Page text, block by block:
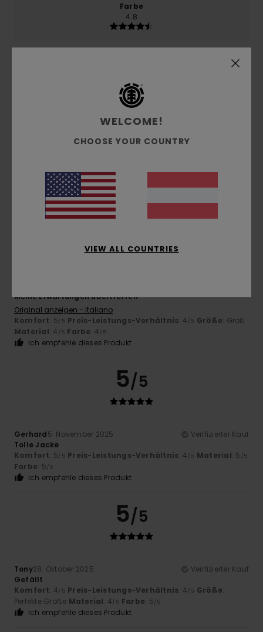
Farbe
4.8
5/5
16. November 2025
Komfort: 5/5 Preis-Leistungs-Verhältnis: 4/5 Größe
Perfekte GrößeMaterial: 5/5
Ich empfehle dieses Produkt
Meine Erwartungen übertroffen
Original anzeigen - Italiano
Komfort: 5/5 Preis-Leistungs-Verhältnis: 4/5 Größe: Groß
Material: 4 /5 Farbe: 4/5
Ich empfehle dieses Produkt
5/5
Gerhard5. November 2025
Verifizierter Kauf
Tolle Jacke
Komfort: 5/5 Preis-Leistungs-Verhältnis: 4/5 Material: 5 /5
Farbe: 5/5
Ich empfehle dieses Produkt
5/5
Tony28. Oktober 2025
Verifizierter Kauf
Gefällt
Komfort: 4/5 Preis-Leistungs-Verhältnis: 4/5 Größe:
Perfekte Größe Material: 4/5 Farbe: 5/5
Ich empfehle dieses Produkt
WELCOME!
CHOOSE YOUR COUNTRY
VIEW ALL COUNTRIES